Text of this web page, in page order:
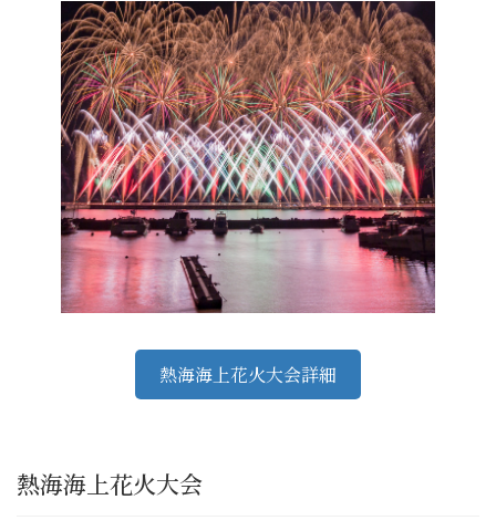
熱海海上花火大会詳細
熱海海上花火大会